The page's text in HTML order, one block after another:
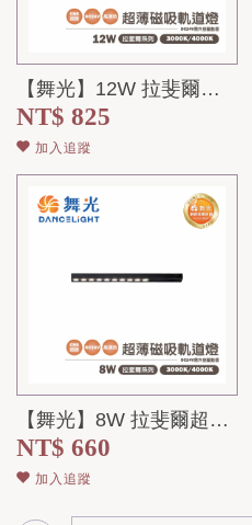
【舞光】12W 拉斐爾超薄磁吸可擺角排燈 30° DC24V 需搭配驅動器
NT$ 825
加入追蹤
【舞光】8W 拉斐爾超薄磁吸投射排燈 30° DC24V 需搭配驅動器
NT$ 660
加入追蹤